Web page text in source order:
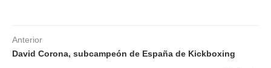
Anterior
David Corona, subcampeón de España de Kickboxing